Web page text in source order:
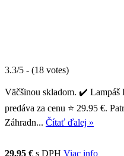
3.3/5 - (18 votes)
Väčšinou skladom. ✔️ Lampáš
predáva za cenu ⭐ 29.95 €.
Záhradn... Čítať ďalej »
29.95 € s DPH Viac info